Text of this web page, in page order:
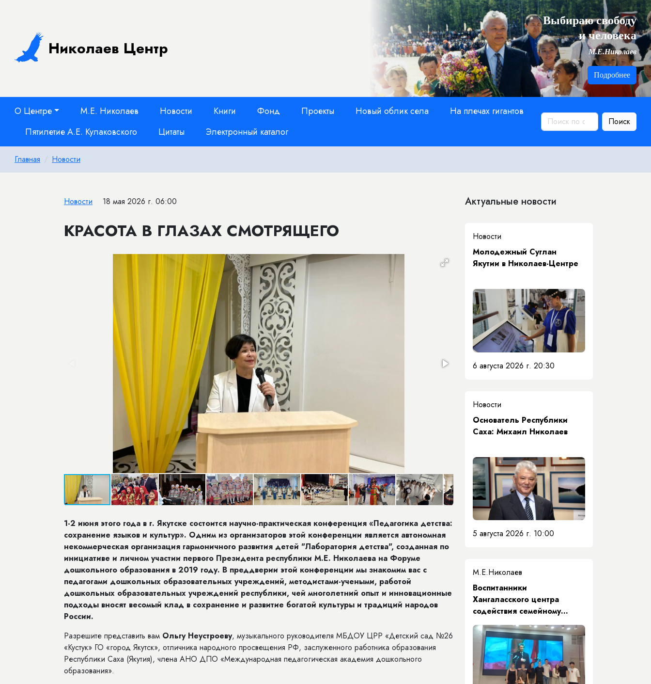
Николаев Центр
Выбираю свободу
и человека
М.Е.Николаев
Подробнее
О Центре М.Е. Николаев Новости Книги Фонд Проекты Новый облик села
На плечах гигантов
Пятилетие А.Е. Кулаковского
Цитаты Электронный каталог
Поиск
Главная Новости
Новости 18 мая 2026 г. 06:00
КРАСОТА В ГЛАЗАХ СМОТРЯЩЕГО
1-2 июня этого года в г. Якутске состоится научно-практическая конференция «Педагогика детства:
сохранение языков и культур». Одним из организаторов этой конференции является автономная
некоммерческая организация гармоничного развития детей "Лаборатория детства", созданная по
инициативе и личном участии первого Президента республики М.Е. Николаева на Форуме
дошкольного образования в 2019 году. В преддверии этой конференции мы знакомим вас с
педагогами дошкольных образовательных учреждений, методистами-учеными, работой
дошкольных образовательных учреждений республики, чей многолетний опыт и инновационные
подходы вносят весомый клад в сохранение и развитие богатой культуры и традиций народов
России.
Разрешите представить вам Ольгу Неустроеву, музыкального руководителя МБДОУ ЦРР «Детский сад №26
«Кустук» ГО «город Якутск», отличника народного просвещения РФ, заслуженного работника образования
Республики Саха (Якутия), члена АНО ДПО «Международная педагогическая академия дошкольного
образования».
Актуальные новости
Новости
Молодежный Суглан
Якутии в Николаев-Центре
6 августа 2026 г. 20:30
Новости
Основатель Республики
Саха: Михаил Николаев
5 августа 2026 г. 10:00
М.Е.Николаев
​Воспитанники
Хангаласского центра
содействия семейному
воспитанию почтили память
Первого Президента Якутии